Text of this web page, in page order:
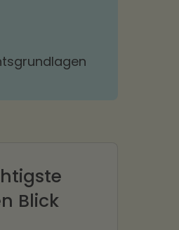
Blick